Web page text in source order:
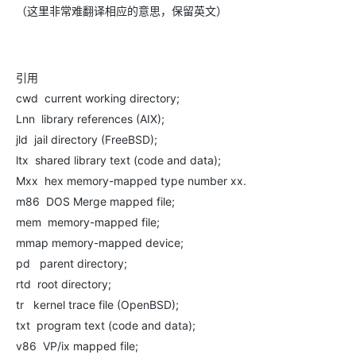
（这里非常难翻译相应的意思，保留英文）
引用
cwd current working directory;
Lnn library references (AIX);
jld jail directory (FreeBSD);
ltx shared library text (code and data);
Mxx hex memory-mapped type number xx.
m86 DOS Merge mapped file;
mem memory-mapped file;
mmap memory-mapped device;
pd parent directory;
rtd root directory;
tr kernel trace file (OpenBSD);
txt program text (code and data);
v86 VP/ix mapped file;